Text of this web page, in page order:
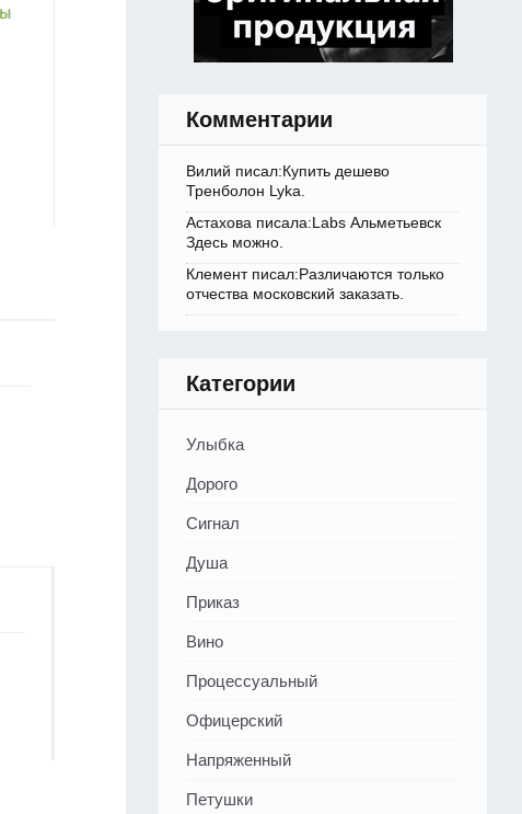
Комментарии
Вилий писал:Купить дешево
Тренболон Lyka.
Астахова писала:Labs Альметьевск
Здесь можно.
Клемент писал:Различаются только
отчества московский заказать.
Категории
Улыбка
Дорого
Сигнал
Душа
Приказ
Вино
Процессуальный
Офицерский
Напряженный
Петушки